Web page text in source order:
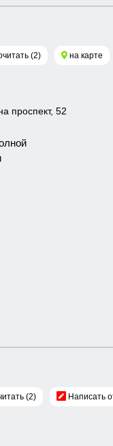
(2) на карте
проспект, 52
(2) Написать